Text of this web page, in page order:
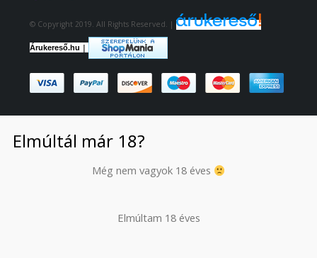
© Copyright 2019. All Rights Reserved. |
Árukereső.hu |
Elmúltál már 18?
Még nem vagyok 18 éves
Elmúltam 18 éves